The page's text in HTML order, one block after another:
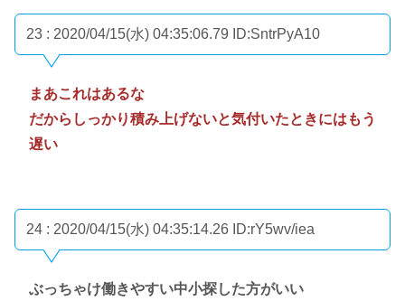
23 : 2020/04/15(水) 04:35:06.79 ID:SntrPyA10
まあこれはあるな
だからしっかり積み上げないと気付いたときにはもう
遅い
24 : 2020/04/15(水) 04:35:14.26 ID:rY5wv/iea
ぶっちゃけ働きやすい中小探した方がいい